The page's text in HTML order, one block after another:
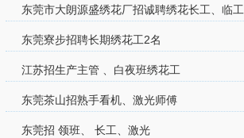
东莞市大朗源盛绣花厂招诚聘绣花长工、临工
东莞寮步招聘长期绣花工2名
江苏招生产主管 、白夜班绣花工
东莞茶山招熟手看机、激光师傅
东莞招 领班、 长工、激光